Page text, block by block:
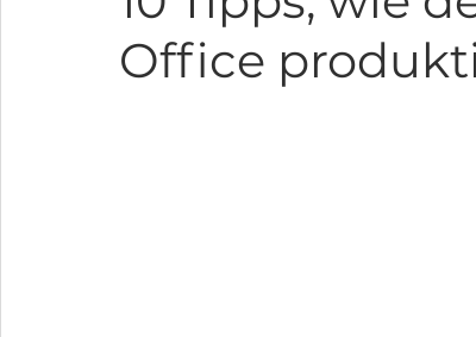
Office